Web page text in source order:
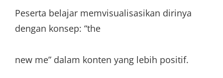
Peserta belajar memvisualisasikan dirinya
dengan konsep: “the
new me” dalam konten yang lebih positif.